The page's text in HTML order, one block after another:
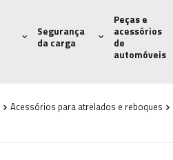
Segurança
da carga
Peças e
acessórios
de
automóveis
Acessórios para atrelados e reboques